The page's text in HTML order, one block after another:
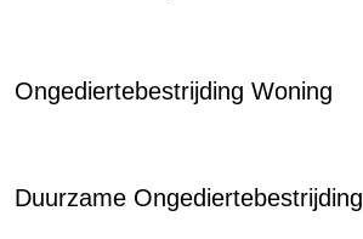
Ongediertebestrijding Woning
Duurzame Ongediertebestrijding